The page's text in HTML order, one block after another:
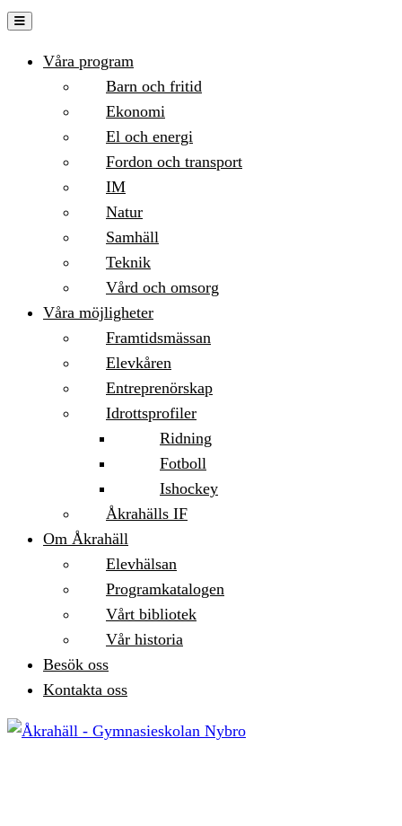
Hoppa
innehållVåra program
Barn och fritid
Ekonomi
El och energi
Fordon och transport
IM
Natur
Samhäll
Teknik
Vård och omsorg
Våra möjligheter
Framtidsmässan
Elevkåren
Entreprenörskap
Idrottsprofiler
Ridning
Fotboll
Ishockey
Åkrahälls IF
Om Åkrahäll
Elevhälsan
Programkatalogen
Vårt bibliotek
Vår historia
Besök oss
Kontakta oss